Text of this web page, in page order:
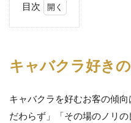
目次
ク
き
の
キャバクラ好き
キャバクラを好むお客の傾
だわらず」「その場のノリ